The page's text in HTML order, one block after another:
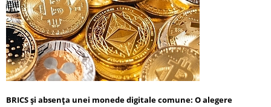
BRICS și absența unei monede digitale comune: O alegere